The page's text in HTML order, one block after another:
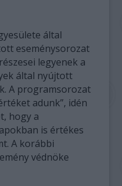
által
eseménysorozat
legyenek a
által nyújtott
A programsorozat
adunk”, idén
hogy a
is értékes
A korábbi
védnöke